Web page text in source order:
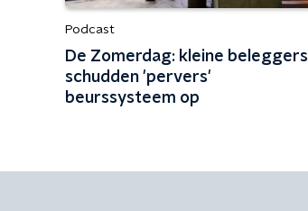
Podcast
De Zomerdag: kleine beleggers
schudden 'pervers'
beurssysteem op